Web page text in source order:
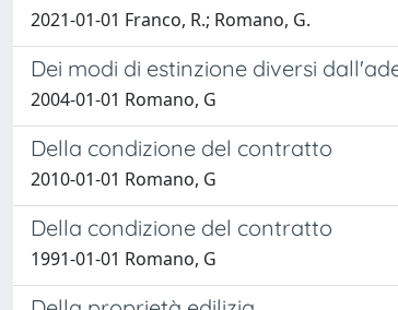
2021-01-01 Franco, R.; Romano, G.
Dei modi di estinzione diversi
2004-01-01 Romano, G
Della condizione del contratto
2010-01-01 Romano, G
Della condizione del contratto
1991-01-01 Romano, G